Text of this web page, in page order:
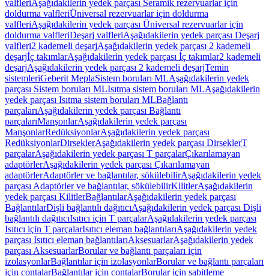
valfleriAşağıdakilerin yedek parçası Seramik rezervuarlar için
doldurma valfleriÜniversal rezervuarlar için doldurma
valfleriAşağıdakilerin yedek parçası Üniversal rezervuarlar için
doldurma valfleriDeşarj valfleriAşağıdakilerin yedek parçası Deşarj
valfleri2 kademeli deşarjAşağıdakilerin yedek parçası 2 kademeli
deşarjİç takımlarAşağıdakilerin yedek parçası İç takımlar2 kademeli
deşarjAşağıdakilerin yedek parçası 2 kademeli deşarjTemin
sistemleriGeberit MeplaSistem boruları MLAşağıdakilerin yedek
parçası Sistem boruları MLIsıtma sistem boruları MLAşağıdakilerin
yedek parçası Isıtma sistem boruları MLBağlantı
parçalarıAşağıdakilerin yedek parçası Bağlantı
parçalarıManşonlarAşağıdakilerin yedek parçası
ManşonlarRedüksiyonlarAşağıdakilerin yedek parçası
RedüksiyonlarDirseklerAşağıdakilerin yedek parçası DirseklerT
parçalarAşağıdakilerin yedek parçası T parçalarÇıkarılamayan
adaptörlerAşağıdakilerin yedek parçası Çıkarılamayan
adaptörlerAdaptörler ve bağlantılar, sökülebilirAşağıdakilerin yedek
parçası Adaptörler ve bağlantılar, sökülebilirKilitlerAşağıdakilerin
yedek parçası KilitlerBağlantılarAşağıdakilerin yedek parçası
BağlantılarDişli bağlantılı dağıtıcıAşağıdakilerin yedek parçası Dişli
bağlantılı dağıtıcıIsıtıcı için T parçalarAşağıdakilerin yedek parçası
Isıtıcı için T parçalarIsıtıcı eleman bağlantılarıAşağıdakilerin yedek
parçası Isıtıcı eleman bağlantılarıAksesuarlarAşağıdakilerin yedek
parçası AksesuarlarBorular ve bağlantı parçaları için
izolasyonlarBağlantılar için izolasyonlarBorular ve bağlantı parçaları
için contalarBağlantılar için contalarBorular için sabitleme